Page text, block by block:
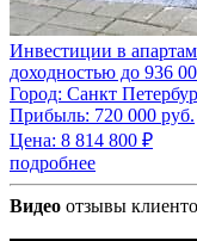
Инвестиции в
доходностью до 936
Город: Санкт
Прибыль: 720 000 руб.
Цена: 8 814 800 ₽
подробнее
Видео отзывы